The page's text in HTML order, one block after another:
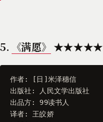
5. 《满愿》 ★★★★★
作者: [ 日 ] 米泽穗信
出版社 :
人民文学出版社
出品方: 99读书人
译者:
王皎娇